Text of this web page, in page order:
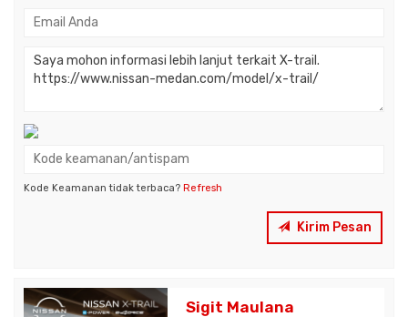
Kode Keamanan tidak terbaca? Refresh
Kirim Pesan
Sigit Maulana